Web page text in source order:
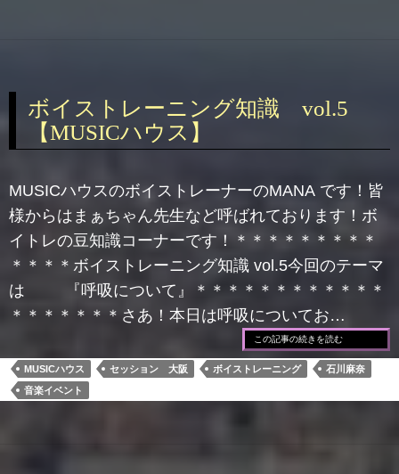
ボイストレーニング知識 vol.5
【MUSICハウス】
MUSICハウスのボイストレーナーのMANA です！皆
様からはまぁちゃん先生など呼ばれております！ボ
イトレの豆知識コーナーです！＊＊＊＊＊＊＊＊＊
＊＊＊＊ボイストレーニング知識 vol.5今回のテーマ
は 『呼吸について』＊＊＊＊＊＊＊＊＊＊＊＊
＊＊＊＊＊＊＊さあ！本日は呼吸についてお…
この記事の続きを読む
MUSICハウス セッション 大阪 ボイストレーニング
石川麻奈
音楽イベント